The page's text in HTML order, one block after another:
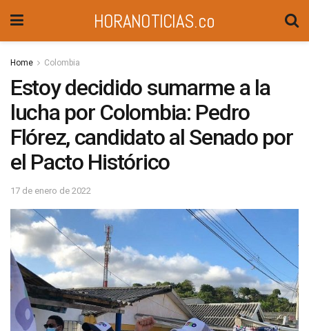
HORANOTICIAS.co
Home Colombia
Estoy decidido sumarme a la
lucha por Colombia: Pedro
Flórez, candidato al Senado por
el Pacto Histórico
17 de enero de 2022